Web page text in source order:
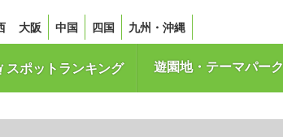
大阪 中国 四国 九州・沖縄
スポットランキング 遊園地・テーマパーク